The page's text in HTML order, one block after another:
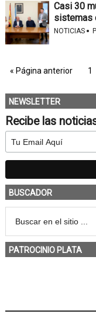
Casi 30
sistemas
NOTICIAS ·
« Página anterior 1
NEWSLETTER
Recibe las
BUSCADOR
PATROCINIO PLATA